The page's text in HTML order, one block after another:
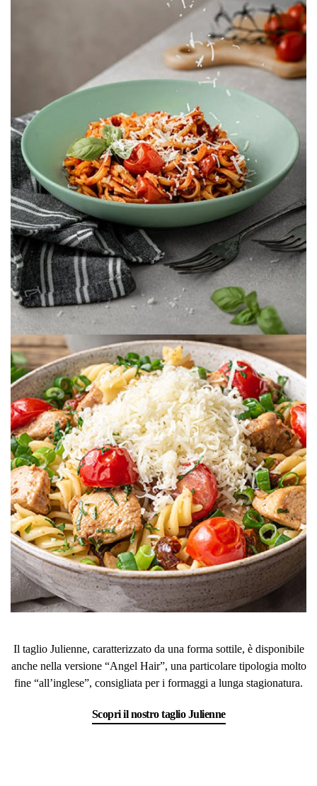
Il taglio Julienne, caratterizzato da una forma sottile, è disponibile
anche nella versione “Angel Hair”, una particolare tipologia molto
fine “all’inglese”, consigliata per i formaggi a lunga stagionatura.
Scopri il nostro taglio Julienne